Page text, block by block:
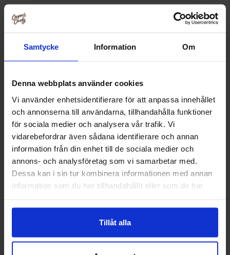
Samtycke Information Om
Denna webbplats använder cookies
Vi använder enhetsidentifierare för att anpassa innehållet
och annonserna till användarna, tillhandahålla funktioner
för sociala medier och analysera vår trafik. Vi
vidarebefordrar även sådana identifierare och annan
information från din enhet till de sociala medier och
annons- och analysföretag som vi samarbetar med.
Dessa kan i sin tur kombinera informationen med annan
information som du har tillhandahållit eller som de har
Tillåt alla
Relaterade produkter
OLW Brynt Smör & Ramslök 275g
34.90 kr
Redhead Chips